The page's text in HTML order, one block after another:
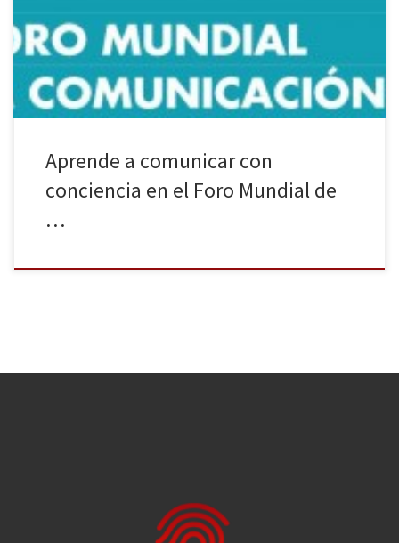
de las Relaciones Públicas y la Comunicación de todo el mundo.
Este año el foro se presenta bajo el lema: “comunicar con […]
Aprende a comunicar con
conciencia en el Foro Mundial de
…